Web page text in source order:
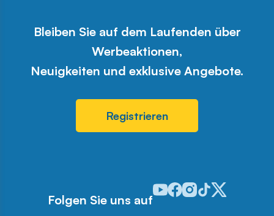
Bleiben Sie auf dem Laufenden über
Werbeaktionen,
Neuigkeiten und exklusive Angebote.
Registrieren
Folgen Sie uns auf
Odwiedź nasz profil w
Odwiedź nasz profil w
Odwiedź nasz profil w
Odwiedź nasz
Odwiedź nasz